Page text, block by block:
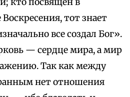
тот знает
все создал Бог».
— сердце мира, а мир
Так как между
нет отношения